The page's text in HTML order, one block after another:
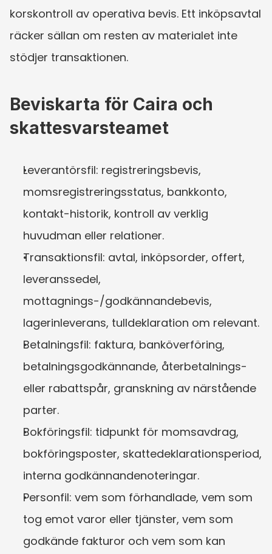
korskontroll av operativa bevis. Ett inköpsavtal
räcker sällan om resten av materialet inte
stödjer transaktionen.
Beviskarta för Caira och
skattesvarsteamet
Leverantörsfil: registreringsbevis,
momsregistreringsstatus, bankkonto,
kontakt-historik, kontroll av verklig
huvudman eller relationer.
Transaktionsfil: avtal, inköpsorder, offert,
leveranssedel,
mottagnings-/godkännandebevis,
lagerinleverans, tulldeklaration om relevant.
Betalningsfil: faktura, banköverföring,
betalningsgodkännande, återbetalnings-
eller rabattspår, granskning av närstående
parter.
Bokföringsfil: tidpunkt för momsavdrag,
bokföringsposter, skattedeklarationsperiod,
interna godkännandenoteringar.
Personfil: vem som förhandlade, vem som
tog emot varor eller tjänster, vem som
godkände fakturor och vem som kan